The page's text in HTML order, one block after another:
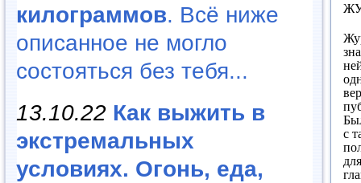
килограммов. Всё ниже
описанное не могло
состояться без тебя...
13.10.22 Как выжить в
экстремальных
условиях. Огонь, еда,
с